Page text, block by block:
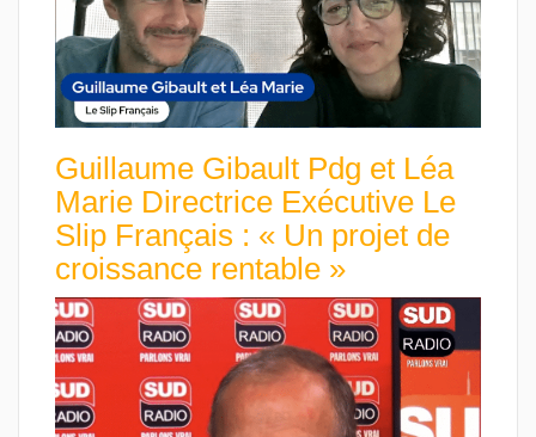
Guillaume Gibault Pdg et Léa
Marie Directrice Exécutive Le
Slip Français : « Un projet de
croissance rentable »